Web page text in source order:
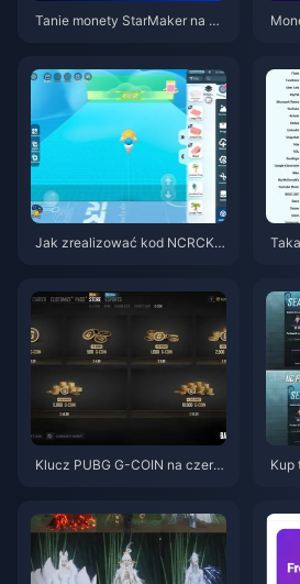
Tanie monety StarMaker na pr
Jak zrealizować kod NCRCKY
Klucz PUBG G-COIN na czerw
ę opłaca?
Kup
ze